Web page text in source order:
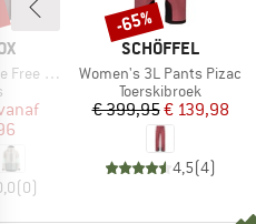
Jacket
prijs
(0)
MERK
SCHÖFFEL
Artikel
Women's 3L Pants Pizac
Productgroep
Toerskibroek
Prijs
€ 399,95Verlaagde prijs
€ 139,98
4,5(4)
Korting
-65%